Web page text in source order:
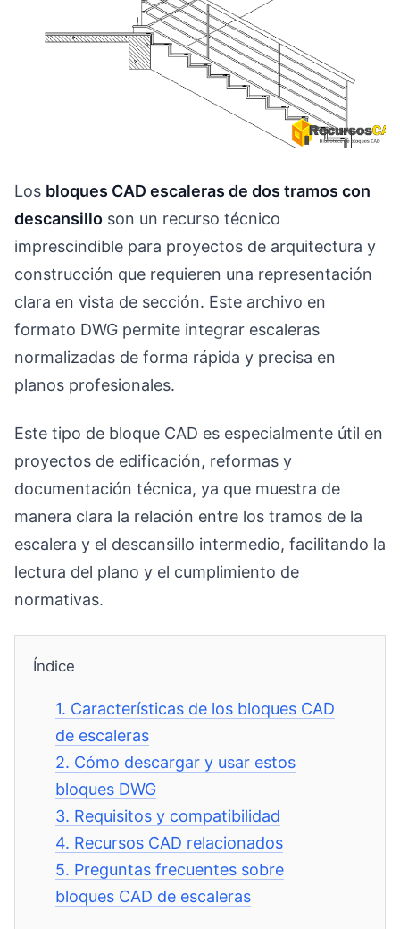
Los bloques CAD escaleras de dos tramos con
descansillo son un recurso técnico
imprescindible para proyectos de arquitectura y
construcción que requieren una representación
clara en vista de sección. Este archivo en
formato DWG permite integrar escaleras
normalizadas de forma rápida y precisa en
planos profesionales.
Este tipo de bloque CAD es especialmente útil en
proyectos de edificación, reformas y
documentación técnica, ya que muestra de
manera clara la relación entre los tramos de la
escalera y el descansillo intermedio, facilitando la
lectura del plano y el cumplimiento de
normativas.
Índice
1. Características de los bloques CAD
de escaleras
2. Cómo descargar y usar estos
bloques DWG
3. Requisitos y compatibilidad
4. Recursos CAD relacionados
5. Preguntas frecuentes sobre
bloques CAD de escaleras